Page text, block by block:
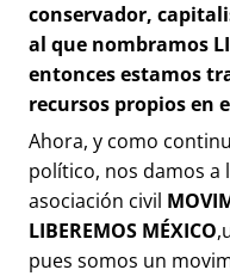
conservador,
al que nombramos
entonces estamos
recursos propios en
Ahora, y como
político, nos damos a
asociación civil
LIBEREMOS MÉXICO
pues somos un